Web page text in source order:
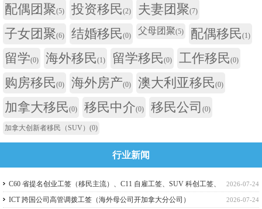
配偶团聚(5) 投资移民(2) 夫妻团聚(7)
子女团聚(6) 结婚移民(0) 父母团聚(5) 配偶移民(1)
留学(0) 海外移民(1) 留学移民(0) 工作移民(0)
购房移民(0) 海外房产(0) 澳大利亚移民(0)
加拿大移民(0) 移民中介(0) 移民公司 (0)
加拿大创新者移民（SUV） (0)
行业新闻
2026-07-24
C60 省提名创业工签（移民主流）、C11 自雇工签、SUV 科创工签、
ICT 跨国高管工签比较
2026-07-24
ICT 跨国公司高管调拨工签（海外母公司开加拿大分公司）